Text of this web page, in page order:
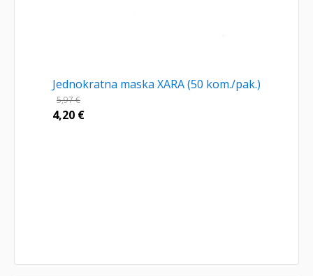
Jednokratna maska XARA (50 kom./pak.)
5,97€
4,20 €